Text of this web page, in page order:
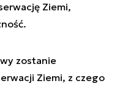
Ziemi,
zostanie
Ziemi, z czego